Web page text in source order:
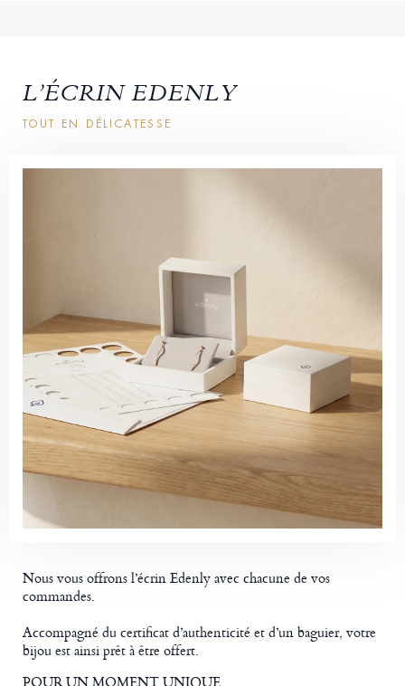
L’ÉCRIN EDENLY
TOUT EN DÉLICATESSE
Nous vous offrons l’écrin Edenly avec chacune de vos
commandes.
Accompagné du certificat d’authenticité et d’un baguier, votre
bijou est ainsi prêt à être offert.